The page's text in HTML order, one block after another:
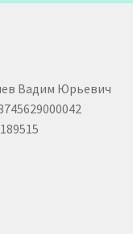
Вадим Юрьевич